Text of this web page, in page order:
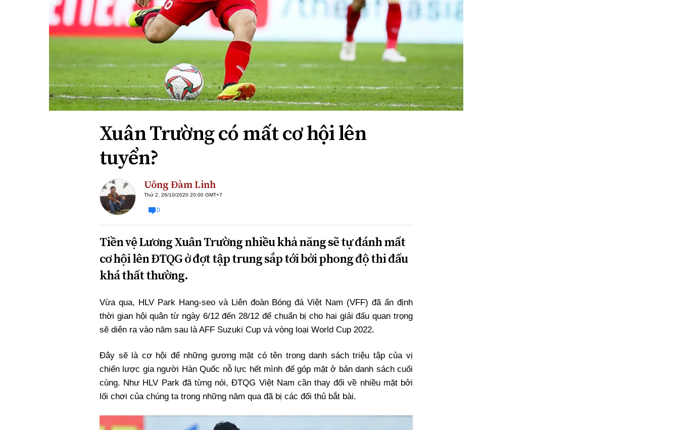
Xi nhan Trái Phải
Bạn đọc viết
Xuân Trường có mất cơ hội lên
tuyển?
Uông Đàm Linh
Thứ 2, 26/10/2020 20:00 GMT+7
0
Tiền vệ Lương Xuân Trường nhiều khả năng sẽ tự đánh mất
cơ hội lên ĐTQG ở đợt tập trung sắp tới bởi phong độ thi đấu
khá thất thường.
Vừa qua, HLV Park Hang-seo và Liên đoàn Bóng đá Việt Nam (VFF) đã ấn định
thời gian hội quân từ ngày 6/12 đến 28/12 để chuẩn bị cho hai giải đấu quan trọng
sẽ diên ra vào năm sau là AFF Suzuki Cup và vòng loại World Cup 2022.
Đây sẽ là cơ hội để những gương mặt có tên trong danh sách triệu tập của vị
chiến lược gia người Hàn Quốc nỗ lực hết mình để góp mặt ở bản danh sách cuối
cùng. Như HLV Park đã từng nói, ĐTQG Việt Nam cần thay đổi về nhiều mặt bởi
lối chơi của chúng ta trong những năm qua đã bị các đối thủ bắt bài.